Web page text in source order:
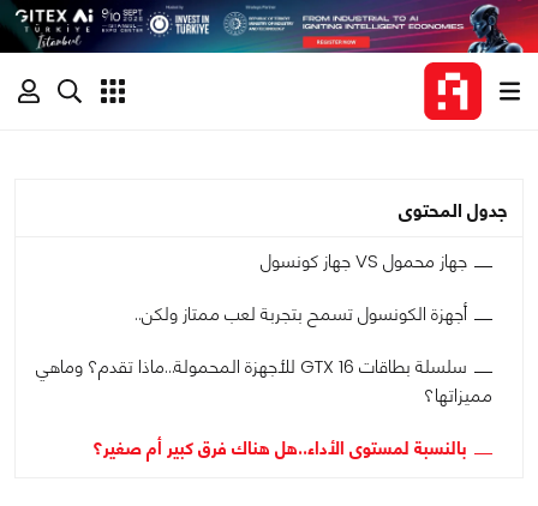
جدول المحتوى
جهاز محمول VS جهاز كونسول
أجهزة الكونسول تسمح بتجربة لعب ممتاز ولكن..
سلسلة بطاقات GTX 16 للأجهزة المحمولة…ماذا تقدم؟ وماهي
مميزاتها؟
بالنسبة لمستوى الأداء..هل هناك فرق كبير أم صغير؟